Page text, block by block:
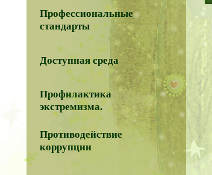
Профессиональные
стандарты
Доступная среда
Профилактика
экстремизма.
Противодействие
коррупции